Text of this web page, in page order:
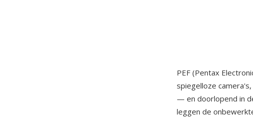
PEF (Pentax
spiegelloze
— en doorlopend in
leggen de